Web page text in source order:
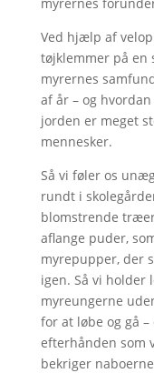
Ved hjælp af
tøjklemmer på en
myrernes
af år – og
jorden er meget
mennesker.
Så vi føler os
rundt i
blomstrende
aflange puder,
myrepupper, der
igen. Så vi holder
myreungerne
for at løbe og gå
efterhånden som
bekriger